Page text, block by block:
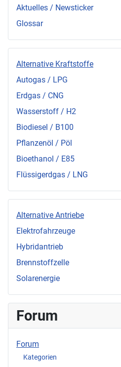
Aktuelles / Newsticker
Glossar
Alternative Kraftstoffe
Autogas / LPG
Erdgas / CNG
Wasserstoff / H2
Biodiesel / B100
Pflanzenöl / Pöl
Bioethanol / E85
Flüssigerdgas / LNG
Alternative Antriebe
Elektrofahrzeuge
Hybridantrieb
Brennstoffzelle
Solarenergie
Forum
Forum
Kategorien